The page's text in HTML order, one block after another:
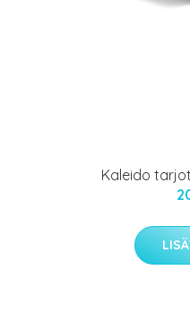
Kaleido